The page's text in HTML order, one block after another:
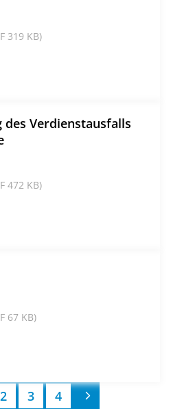
319 KB)
des Verdienstausfalls
472 KB)
67 KB)
2 3 4